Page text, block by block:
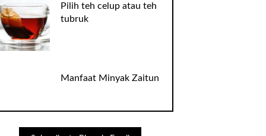
Pilih teh celup atau teh
tubruk
Manfaat Minyak Zaitun